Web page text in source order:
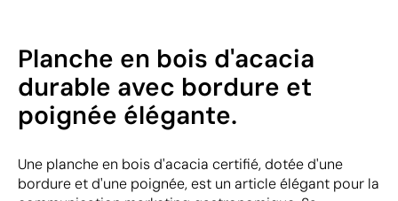
Planche en bois d'acacia
durable avec bordure et
poignée élégante.
Une planche en bois d'acacia certifié, dotée d'une
bordure et d'une poignée, est un article élégant pour la